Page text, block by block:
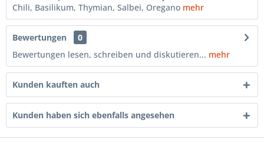
Chili, Basilikum, Thymian, Salbei, Oregano mehr
Bewertungen
0
Bewertungen lesen, schreiben und diskutieren... mehr
Kunden kauften auch
Kunden haben sich ebenfalls angesehen